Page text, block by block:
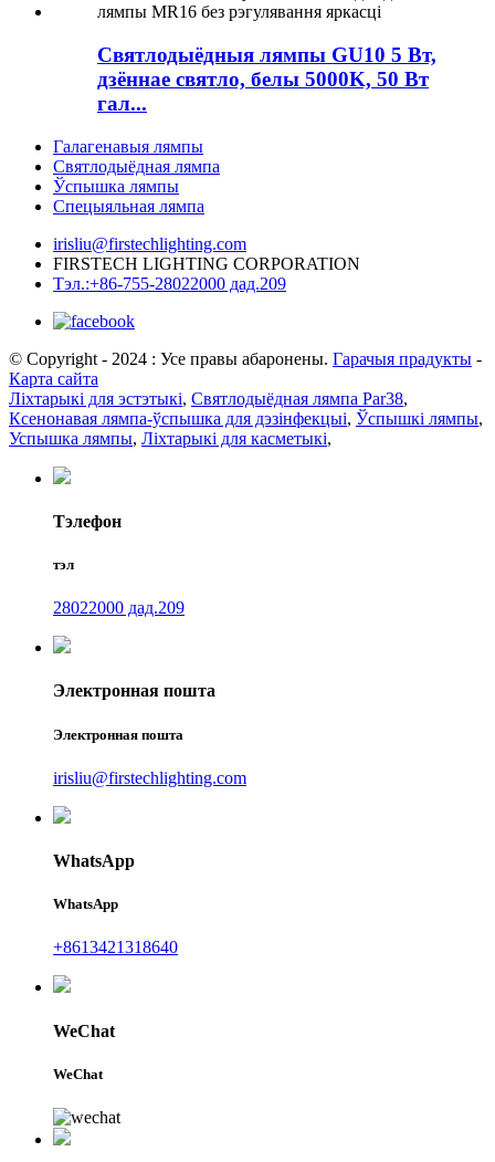
Святлодыёдныя лямпы GU10 5 Вт,
дзённае святло, белы 5000K, 50 Вт
гал...
Галагенавыя лямпы
Святлодыёдная лямпа
Ўспышка лямпы
Спецыяльная лямпа
irisliu@firstechlighting.com
FIRSTECH LIGHTING CORPORATION
Тэл.:+86-755-28022000 дад.209
© Copyright - 2024 : Усе правы абаронены. Гарачыя прадукты -
Карта сайта
Ліхтарыкі для эстэтыкі, Святлодыёдная лямпа Par38,
Ксенонавая лямпа-ўспышка для дэзінфекцыі, Ўспышкі лямпы,
Успышка лямпы, Ліхтарыкі для касметыкі,
Тэлефон
тэл
28022000 дад.209
Электронная пошта
Электронная пошта
irisliu@firstechlighting.com
WhatsApp
WhatsApp
+8613421318640
WeChat
WeChat